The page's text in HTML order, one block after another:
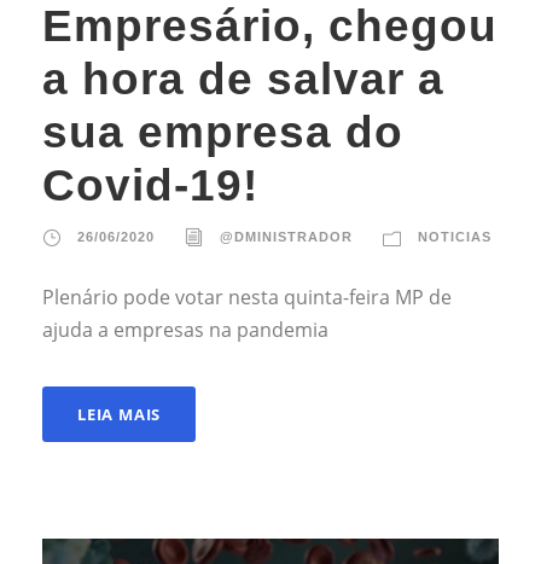
Empresário, chegou
a hora de salvar a
sua empresa do
Covid-19!
26/06/2020 @DMINISTRADOR NOTICIAS
Plenário pode votar nesta quinta-feira MP de
ajuda a empresas na pandemia
LEIA MAIS